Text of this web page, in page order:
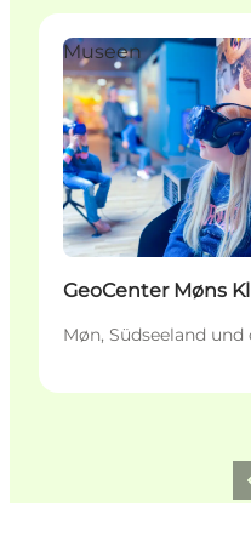
GeoCenter Møns Klint
Museen
GeoCenter Møns
Møn, Südseeland und